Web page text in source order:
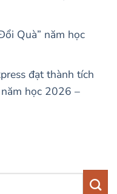
Quà” năm học
đạt thành tích
học 2026 –